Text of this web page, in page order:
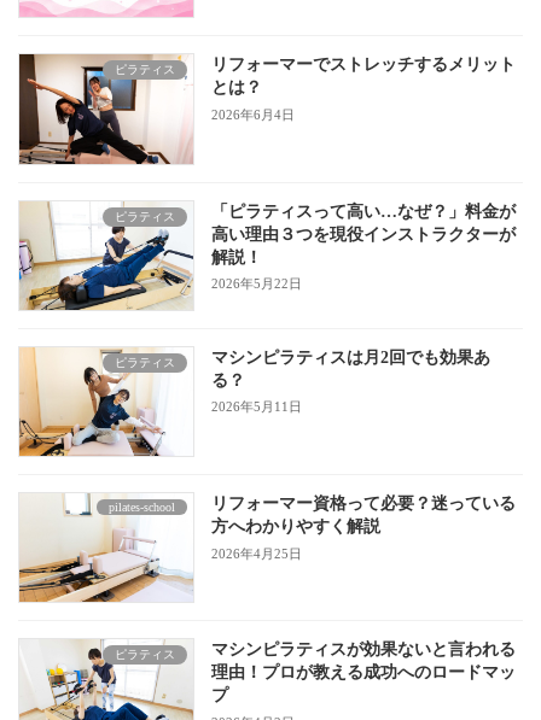
ピラティス
リフォーマーでストレッチするメリット
とは？
2026年6月4日
ピラティス
「ピラティスって高い…なぜ？」料金が
高い理由３つを現役インストラクターが
解説！
2026年5月22日
ピラティス
マシンピラティスは月2回でも効果あ
る？
2026年5月11日
pilates-school
リフォーマー資格って必要？迷っている
方へわかりやすく解説
2026年4月25日
ピラティス
マシンピラティスが効果ないと言われる
理由！プロが教える成功へのロードマッ
プ